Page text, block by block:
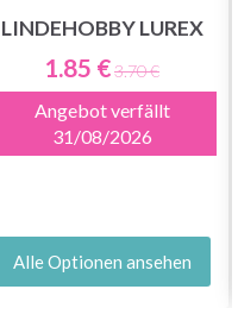
LINDEHOBBY LUREX
1.85 €3.70 €
Angebot verfällt
31/08/2026
Alle Optionen ansehen